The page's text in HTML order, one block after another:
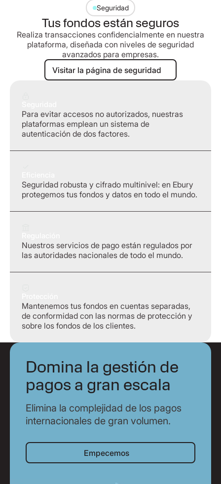
Seguridad
Tus fondos están seguros
Realiza transacciones confidencialmente en nuestra
plataforma, diseñada con niveles de seguridad
avanzados para empresas.
Visitar la página de seguridad
Visitar la página de seguridad
Para evitar accesos no autorizados, nuestras
plataformas emplean un sistema de
autenticación de dos factores.
Seguridad robusta y cifrado multinivel: en Ebury
protegemos tus fondos y datos en todo el mundo.
Nuestros servicios de pago están regulados por
las autoridades nacionales de todo el mundo.
Mantenemos tus fondos en cuentas separadas,
de conformidad con las normas de protección y
sobre los fondos de los clientes.
Domina la gestión de
pagos a gran escala
Elimina la complejidad de los pagos
internacionales de gran volumen.
Empecemos
Empecemos